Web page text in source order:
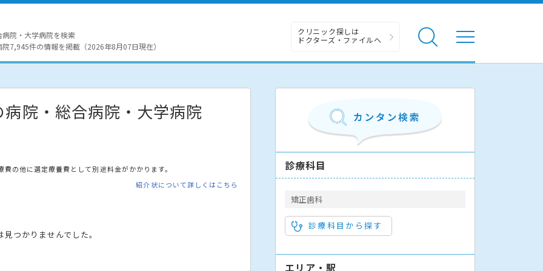
院・大学病院を検索
7,945件の情報を掲載（2026年8月07日現在）
クリニック探しは
ドクターズ・ファイルへ
病院・総合病院・大学病院
の他に選定療養費として別途料金がかかります。
紹介状について詳しくはこちら
つかりませんでした。
診療科目
矯正歯科
診療科目から探す
エリア・駅